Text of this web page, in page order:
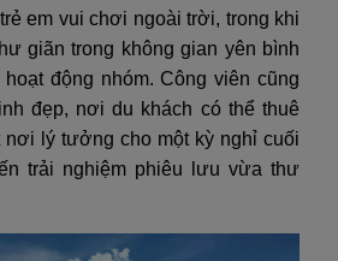
em vui chơi ngoài trời, trong khi
giãn trong không gian yên bình
động nhóm. Công viên cũng
đẹp, nơi du khách có thể thuê
nơi lý tưởng cho một kỳ nghỉ cuối
trải nghiệm phiêu lưu vừa thư